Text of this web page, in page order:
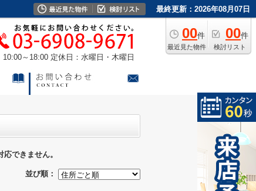
最終更新：2026年08月07日
00件
最近見た物件
00件
検討リスト
10:00～18:00 定休日：水曜日・木曜日
できません。
並び順：